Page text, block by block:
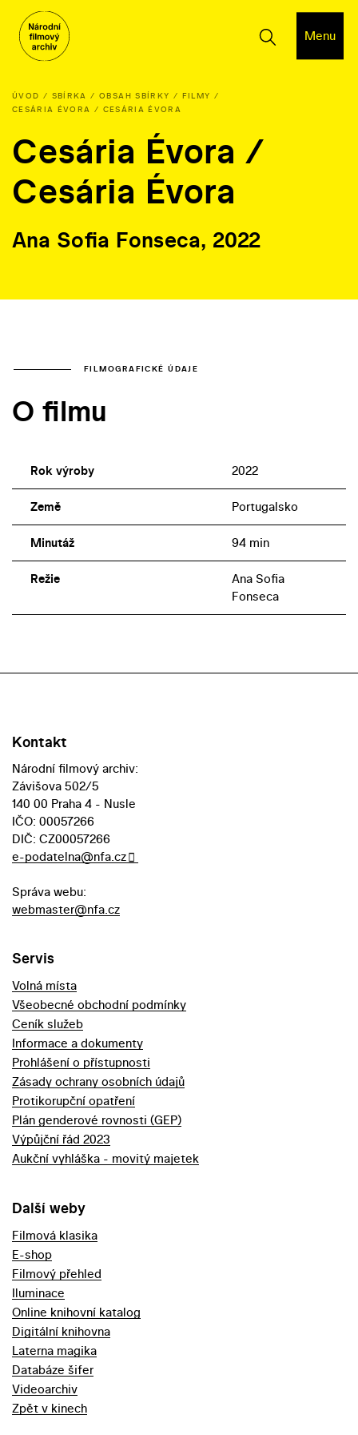
Menu
ÚVOD SBÍRKA OBSAH SBÍRKY
FILMY
CESÁRIA ÉVORA / CESÁRIA ÉVORA
Cesária Évora /
Cesária Évora
Ana Sofia Fonseca, 2022
FILMOGRAFICKÉ ÚDAJE
O filmu
Rok výroby 2022
Země Portugalsko
Minutáž 94 min
Režie
Ana Sofia
Fonseca
Kontakt
Národní filmový archiv:
Závišova 502/5
140 00 Praha 4 - Nusle
IČO: 00057266
DIČ: CZ00057266
e-podatelna@nfa.cz
Správa webu:
webmaster@nfa.cz
Servis
Volná místa
Všeobecné obchodní podmínky
Ceník služeb
Informace a dokumenty
Prohlášení o přístupnosti
Zásady ochrany osobních údajů
Protikorupční opatření
Plán genderové rovnosti (GEP)
Výpůjční řád 2023
Aukční vyhláška - movitý majetek
Další weby
Filmová klasika
E-shop
Filmový přehled
Iluminace
Online knihovní katalog
Digitální knihovna
Laterna magika
Databáze šifer
Videoarchiv
Zpět v kinech